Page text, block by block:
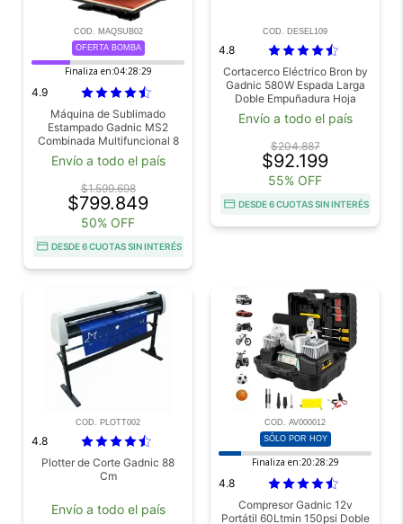
COD. MAQSUB02
OFERTA BOMBA
Finaliza en:04:28:27
4.9
Máquina de Sublimado
Estampado Gadnic MS2
Combinada Multifuncional 8
en 1 Control Digital 29x38cm
1200W
Envío a todo el país
$1.599.698
$799.849
50% OFF
DESDE 6 CUOTAS SIN INTERÉS
COD. DESEL109
4.8
Cortacerco Eléctrico Bron by
Gadnic 580W Espada Larga
Doble Empuñadura Hoja
Acero Corte Preciso
Envío a todo el país
$204.887
$92.199
55% OFF
DESDE 6 CUOTAS SIN INTERÉS
COD. PLOTT002
4.8
Plotter de Corte Gadnic 88
Cm
Envío a todo el país
COD. AV000012
SÓLO POR HOY
Finaliza en:20:28:27
4.8
Compresor Gadnic 12v
Portátil 60Ltmin 150psi Doble